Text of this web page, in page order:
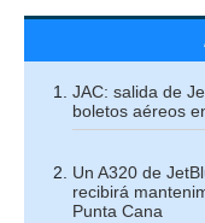
JAC: salida de
boletos aéreos
Un A320 de
recibirá
Punta Cana